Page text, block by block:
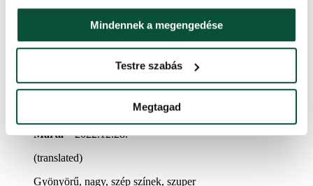
Mindennek a megengedése
Testre szabás
Megtagad
Az elmúlt 30 napban a legalacsonyabb ár17,470
Krémszínű-bordó Santa Claus dekoráció
60cmtermékről 6 értékelés
5/ 5
Marta– 2022.12.28.
(translated)
Gyönyörű, nagy, szép színek, szuper